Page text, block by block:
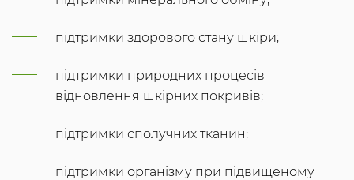
підтримки здорового стану шкіри;
підтримки природних процесів
відновлення шкірних покривів;
підтримки сполучних тканин;
підтримки організму при підвищеному